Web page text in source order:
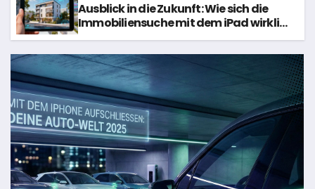
Ausblick in die Zukunft: Wie sich die
Immobiliensuche mit dem iPad wirklich
entwickelt hat